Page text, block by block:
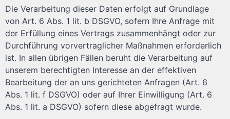
Die Verarbeitung dieser Daten erfolgt auf Grundlage
von Art. 6 Abs. 1 lit. b DSGVO, sofern Ihre Anfrage mit
der Erfüllung eines Vertrags zusammenhängt oder zur
Durchführung vorvertraglicher Maßnahmen erforderlich
ist. In allen übrigen Fällen beruht die Verarbeitung auf
unserem berechtigten Interesse an der effektiven
Bearbeitung der an uns gerichteten Anfragen (Art. 6
Abs. 1 lit. f DSGVO) oder auf Ihrer Einwilligung (Art. 6
Abs. 1 lit. a DSGVO) sofern diese abgefragt wurde.